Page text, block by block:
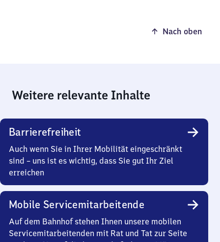
Nach oben
Weitere relevante Inhalte
Barrierefreiheit
Auch wenn Sie in Ihrer Mobilität eingeschränkt
sind – uns ist es wichtig, dass Sie gut Ihr Ziel
erreichen
Mobile Servicemitarbeitende
Auf dem Bahnhof stehen Ihnen unsere mobilen
Servicemitarbeitenden mit Rat und Tat zur Seite